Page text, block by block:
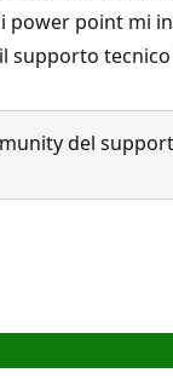
point mi
del